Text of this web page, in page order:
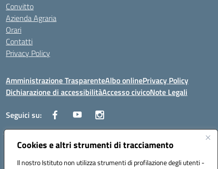
Cookies e altri strumenti di tracciamento
Il nostro Istituto non utilizza strumenti di profilazione degli utenti -
Convitto
Azienda Agraria
Orari
Contatti
Privacy Policy
Amministrazione TrasparenteAlbo onlinePrivacy Policy
Dichiarazione di accessibilitàAccesso civicoNote Legali
Seguici su:
Via dei Cappuccini, 5 - 60044 Fabriano (AN) - Tel. 0732 3373 - 0732
3573 - Mail: anis01700P@istruzione.it - PEC: